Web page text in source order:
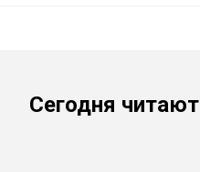
Сегодня читают